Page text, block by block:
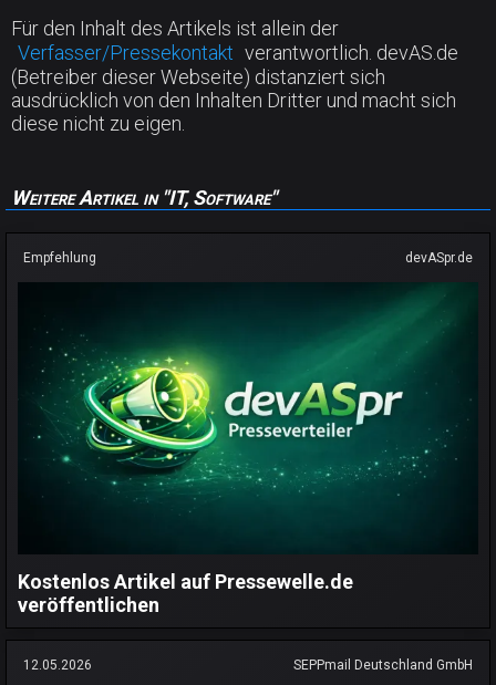
Für den Inhalt des Artikels ist allein der
Verfasser/Pressekontakt verantwortlich. devAS.de
(Betreiber dieser Webseite) distanziert sich
ausdrücklich von den Inhalten Dritter und macht sich
diese nicht zu eigen.
Weitere Artikel in "IT, Software"
Empfehlung devASpr.de
Kostenlos Artikel auf Pressewelle.de
veröffentlichen
12.05.2026 SEPPmail Deutschland GmbH